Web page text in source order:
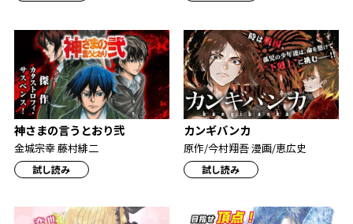
神さまの言うとおり弐
金城宗幸 藤村緋二
試し読み
カンギバンカ
原作/今村翔吾 漫画/恵広史
試し読み